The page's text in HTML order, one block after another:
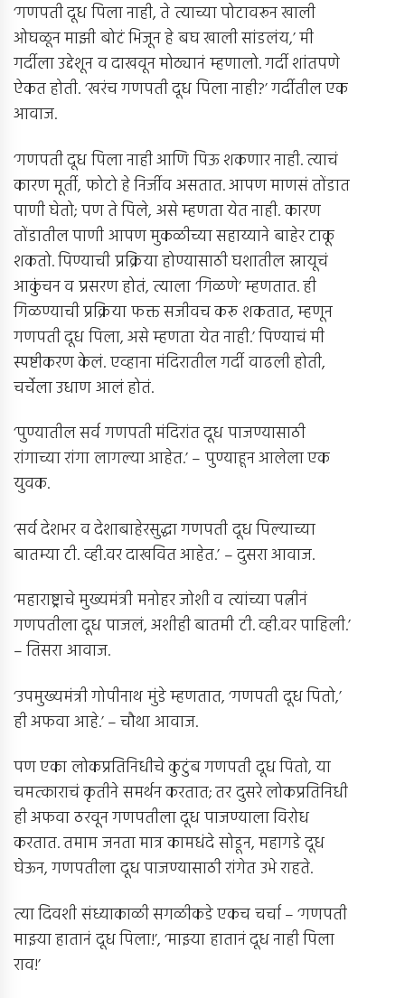
‘गणपती दूध पिला नाही, ते त्याच्या पोटावरून खाली
ओघळून माझी बोटं भिजून हे बघ खाली सांडलंय,’ मी
गर्दीला उद्देशून व दाखवून मोठ्यानं म्हणालो. गर्दी शांतपणे
ऐकत होती. ‘खरंच गणपती दूध पिला नाही?’ गर्दीतील एक
आवाज.
‘गणपती दूध पिला नाही आणि पिऊ शकणार नाही. त्याचं
कारण मूर्ती, फोटो हे निर्जीव असतात. आपण माणसं तोंडात
पाणी घेतो; पण ते पिले, असे म्हणता येत नाही. कारण
तोंडातील पाणी आपण मुकळीच्या सहाय्याने बाहेर टाकू
शकतो. पिण्याची प्रक्रिया होण्यासाठी घशातील स्नायूचं
आकुंचन व प्रसरण होतं, त्याला ‘गिळणे’ म्हणतात. ही
गिळण्याची प्रक्रिया फक्त सजीवच करू शकतात, म्हणून
गणपती दूध पिला, असे म्हणता येत नाही.’ पिण्याचं मी
स्पष्टीकरण केलं. एव्हाना मंदिरातील गर्दी वाढली होती,
चर्चेला उधाण आलं होतं.
‘पुण्यातील सर्व गणपती मंदिरांत दूध पाजण्यासाठी
रांगाच्या रांगा लागल्या आहेत.’ – पुण्याहून आलेला एक
युवक.
‘सर्व देशभर व देशाबाहेरसुद्धा गणपती दूध पिल्याच्या
बातम्या टी. व्ही.वर दाखवित आहेत.’ – दुसरा आवाज.
‘महाराष्ट्राचे मुख्यमंत्री मनोहर जोशी व त्यांच्या पत्नीनं
गणपतीला दूध पाजलं, अशीही बातमी टी. व्ही.वर पाहिली.’
– तिसरा आवाज.
‘उपमुख्यमंत्री गोपीनाथ मुंडे म्हणतात, ‘गणपती दूध पितो,’
ही अफवा आहे.’ – चौथा आवाज.
पण एका लोकप्रतिनिधीचे कुटुंब गणपती दूध पितो, या
चमत्काराचं कृतीने समर्थन करतात; तर दुसरे लोकप्रतिनिधी
ही अफवा ठरवून गणपतीला दूध पाजण्याला विरोध
करतात. तमाम जनता मात्र कामधंदे सोडून, महागडे दूध
घेऊन, गणपतीला दूध पाजण्यासाठी रांगेत उभे राहते.
त्या दिवशी संध्याकाळी सगळीकडे एकच चर्चा – ‘गणपती
माझ्या हातानं दूध पिला!’, ‘माझ्या हातानं दूध नाही पिला
राव!’